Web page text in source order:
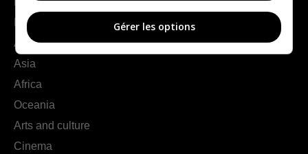
Europe
Americas
Asia
Africa
Oceania
Arts and culture
Cinema
Gérer les options